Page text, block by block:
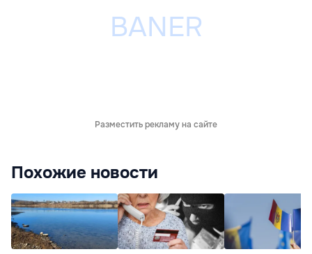
Разместить рекламу на сайте
Похожие новости